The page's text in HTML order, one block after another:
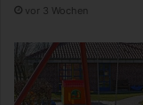
vor 3 Wochen